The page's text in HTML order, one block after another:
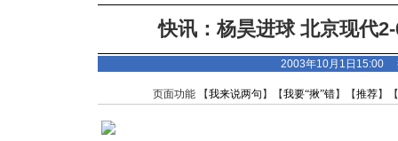
快讯：杨昊进球 北京现代
2003年10月1日15:00
页面功能 【我来说两句 】【我要“揪”错】【推荐】